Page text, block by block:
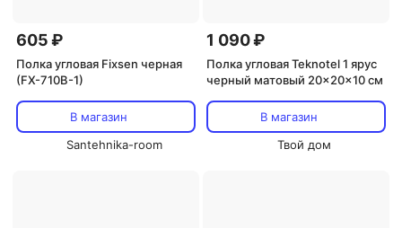
605 ₽
Полка угловая Fixsen черная
(FX-710B-1)
В магазин
Santehnika-room
1 090 ₽
Полка угловая Teknotel 1 ярус
черный матовый 20x20x10 см
В магазин
Твой дом